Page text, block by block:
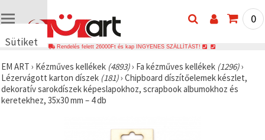
Sütiket
🍪 Cookie-
kat és
hasonló
technológiákat
0
Rendelés felett 26000Ft és kap INGYENES SZÁLLÍTÁST!
EM ART › Kézműves kellékek (4893)› Fa kézműves kellékek (1296)›
Lézervágott karton díszek (181)› Chipboard díszítőelemek készlet,
dekoratív sarokdíszek képeslapokhoz, scrapbook albumokhoz és
keretekhez, 35x30 mm – 4 db